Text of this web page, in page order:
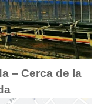
– Cerca de la